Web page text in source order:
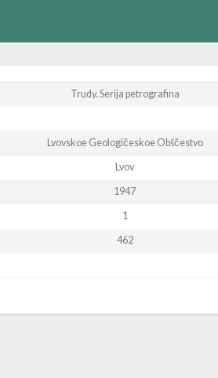
Trudy. Serija petrografina
Lvovskoe Geologičeskoe Obščestvo
Lvov
1947
1
462